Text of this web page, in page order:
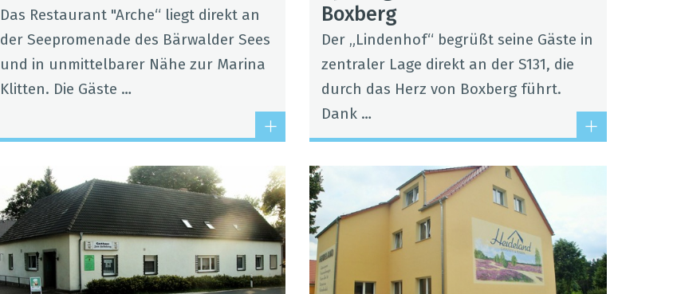
Das Restau­rant "Arche“ liegt direkt an
der See­pro­me­nade des Bär­wal­der Sees
und in unmit­tel­ba­rer Nähe zur Marina
Klit­ten. Die Gäste …
Box­berg
Der „Lin­den­hof“ begrüßt seine Gäste in
zen­tra­ler Lage direkt an der S131, die
durch das Herz von Box­berg führt.
Dank …